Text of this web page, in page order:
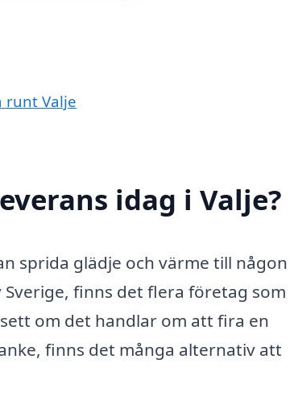
runt Valje
idag i Valje?
sprida glädje och värme till någon
finns det flera företag som
om det handlar om att fira en
finns det många alternativ att